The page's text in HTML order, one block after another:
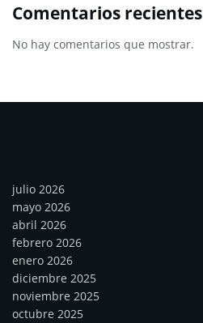
Comentarios recientes
No hay comentarios que mostrar.
julio 2026
mayo 2026
abril 2026
febrero 2026
enero 2026
diciembre 2025
noviembre 2025
octubre 2025